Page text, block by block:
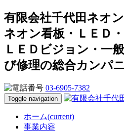
有限会社千代田ネオ
ネオン看板・ＬＥＤ
ＬＥＤビジョン・一
び修理の総合カンパ
03-6905-7382
Toggle navigation
ホーム(current)
事業内容